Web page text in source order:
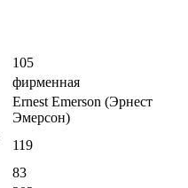
105
фирменная
Ernest Emerson (Эрнест
Эмерсон)
119
83